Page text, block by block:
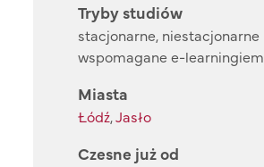
Tryby studiów
stacjonarne, niestacjonarne
wspomagane e-learningiem
Miasta
Łódź,Jasło
Czesne już od